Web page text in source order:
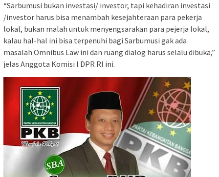
“Sarbumusi bukan investasi/ investor, tapi kehadiran investasi
/investor harus bisa menambah kesejahteraan para pekerja
lokal, bukan malah untuk menyengsarakan para pejerja lokal,
kalau hal-hal ini bisa terpenuhi bagi Sarbumusi gak ada
masalah Omnibus Law ini dan ruang dialog harus selalu dibuka,”
jelas Anggota Komisi I DPR RI ini.